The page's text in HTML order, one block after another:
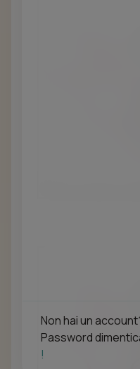
Non hai un
Password
!